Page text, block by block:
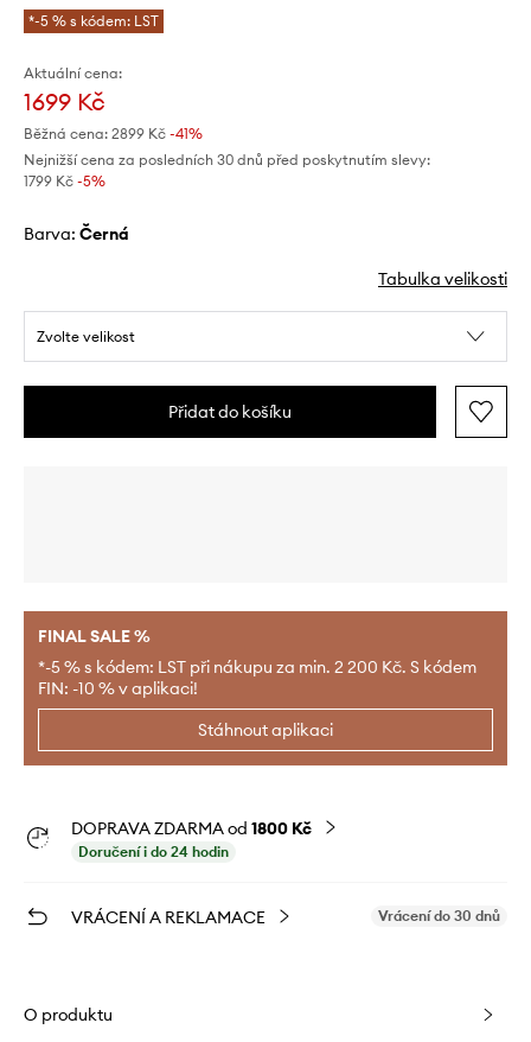
*-5 % s kódem: LST
Aktuální cena:
1699 Kč
Běžná cena: 2899 Kč -41%
Nejnižší cena za posledních 30 dnů před poskytnutím slevy:
1799 Kč -5%
Barva: černá
Tabulka velikosti
Zvolte velikost
Přidat do košíku
FINAL SALE %
*-5 % s kódem: LST při nákupu za min. 2 200 Kč. S kódem
FIN: -10 % v aplikaci!
Stáhnout aplikaci
DOPRAVA ZDARMA od 1800 Kč
Doručení i do 24 hodin
VRÁCENÍ A REKLAMACE Vrácení do 30 dnů
O produktu